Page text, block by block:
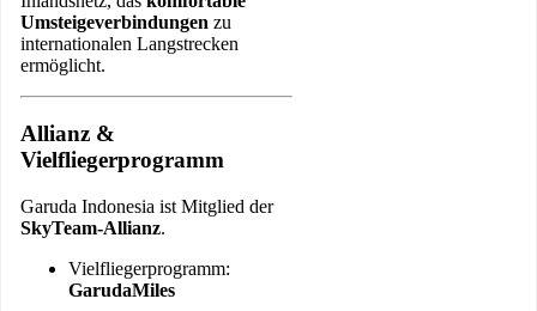
Umsteigeverbindungen zu
internationalen Langstrecken
ermöglicht.
Allianz &
Vielfliegerprogramm
Garuda Indonesia ist Mitglied der
SkyTeam-Allianz.
Vielfliegerprogramm:
GarudaMiles